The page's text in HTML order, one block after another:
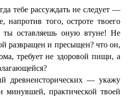
тебе рассуждать не следует —
напротив того, остроте твоего
оставляешь оную втуне! Не
развращен и пресыщен? что он,
требует не здоровой пищи, а
древнеисторических — укажу
минувшей, практической твоей